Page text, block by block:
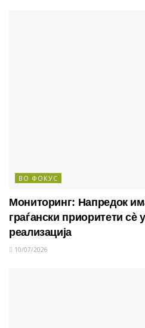
ВО ФОКУС
Мониторинг: Напредок
граѓански приоритети сè
реализација
10/07/2026